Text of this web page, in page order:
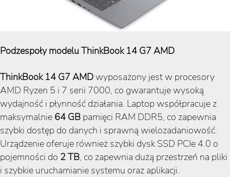
Podzespoły modelu ThinkBook 14 G7 AMD
ThinkBook 14 G7 AMDwyposażony jest w procesory
AMD Ryzen 5 i 7 serii 7000, co gwarantuje wysoką
wydajność i płynność działania. Laptop współpracuje z
maksymalnie 64 GB pamięci RAM DDR5, co zapewnia
szybki dostęp do danych i sprawną wielozadaniowość.
Urządzenie oferuje również szybki dysk SSD PCIe 4.0 o
pojemności do 2 TB, co zapewnia dużą przestrzeń na pliki
i szybkie uruchamianie systemu oraz aplikacji.